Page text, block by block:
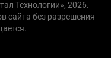
Технологии», 2026.
сайта без разрешения